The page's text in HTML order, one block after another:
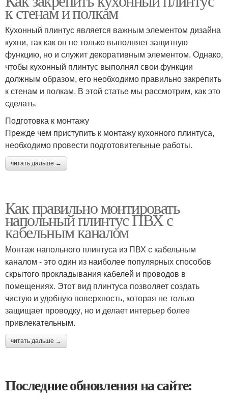
к стенам и полкам
Кухонный плинтус является важным элементом дизайна
кухни, так как он не только выполняет защитную
функцию, но и служит декоративным элементом. Однако,
чтобы кухонный плинтус выполнял свои функции
должным образом, его необходимо правильно закрепить
к стенам и полкам. В этой статье мы рассмотрим, как это
сделать.
Подготовка к монтажу
Прежде чем приступить к монтажу кухонного плинтуса,
необходимо провести подготовительные работы.
читать дальше →
Как правильно монтировать
напольный плинтус ПВХ с
кабельным каналом
Монтаж напольного плинтуса из ПВХ с кабельным
каналом - это один из наиболее популярных способов
скрытого прокладывания кабелей и проводов в
помещениях. Этот вид плинтуса позволяет создать
чистую и удобную поверхность, которая не только
защищает проводку, но и делает интерьер более
привлекательным.
читать дальше →
Последние обновления на сайте: